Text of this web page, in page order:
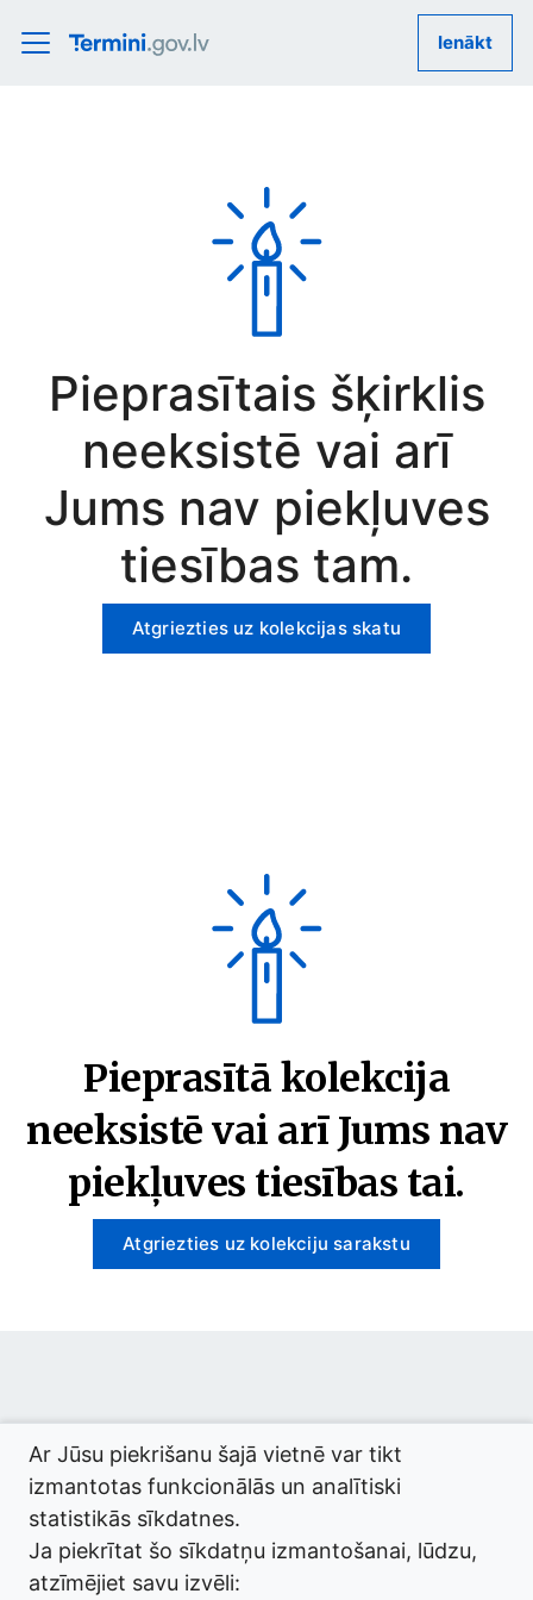
Ienākt
Pieprasītais šķirklis
neeksistē vai arī
Jums nav piekļuves
tiesības tam.
Atgriezties uz kolekcijas skatu
Pieprasītā kolekcija
neeksistē vai arī Jums nav
piekļuves tiesības tai.
Atgriezties uz kolekciju sarakstu
© 2026 termini.gov.lv. Izstrādātājs:Tilde.
Ar Jūsu piekrišanu šajā vietnē var tikt
izmantotas funkcionālās un analītiski
statistikās sīkdatnes.
Ja piekrītat šo sīkdatņu izmantošanai, lūdzu,
atzīmējiet savu izvēli: